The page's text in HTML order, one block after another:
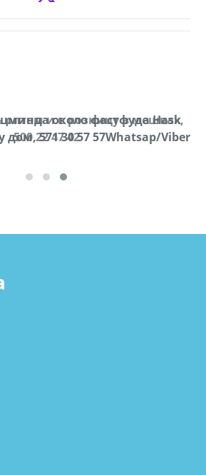
оптом и в розницу в мешках,
500 22 47 42
около фастфуда Hask
дом, 571 30 57 57Whatsap/Viber